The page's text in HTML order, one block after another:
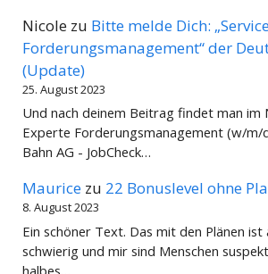
Nicole zu Bitte melde Dich:
Forderungsmanagement“ der
(Update)
25. August 2023
Und nach deinem Beitrag findet man im
Experte Forderungsmanagement (w/m/
Bahn AG - JobCheck…
Maurice zu 22 Bonuslevel ohne
8. August 2023
Ein schöner Text. Das mit den Plänen ist
schwierig und mir sind Menschen
halbes…